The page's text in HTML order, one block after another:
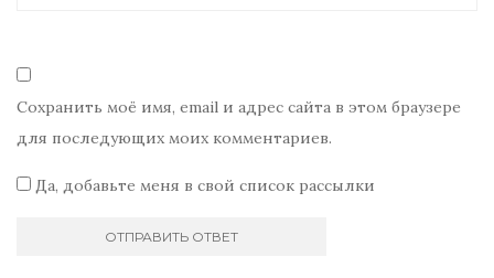
Сохранить моё имя, email и адрес сайта в этом браузере
для последующих моих комментариев.
Да, добавьте меня в свой список рассылки